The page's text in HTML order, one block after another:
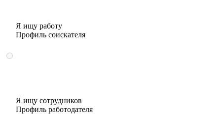
Я ищу работу
Профиль соискателя
Я ищу сотрудников
Профиль работодателя